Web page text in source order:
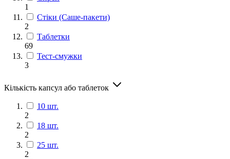
1
Стіки (Саше-пакети)
2
Таблетки
69
Тест-смужки
3
Кількість капсул або таблеток
10 шт.
2
18 шт.
2
25 шт.
2